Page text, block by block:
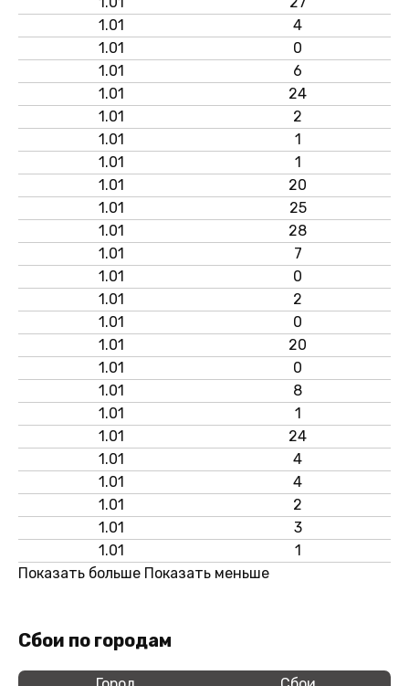
1.01
4
1.01
0
1.01
6
1.01
24
1.01
2
1.01
1
1.01
1
1.01
20
1.01
25
1.01
28
1.01
7
1.01
0
1.01
2
1.01
0
1.01
20
1.01
0
1.01
8
1.01
1
1.01
24
1.01
4
1.01
4
1.01
2
1.01
3
1.01
1
Показать больше Показать меньше
Сбои по городам